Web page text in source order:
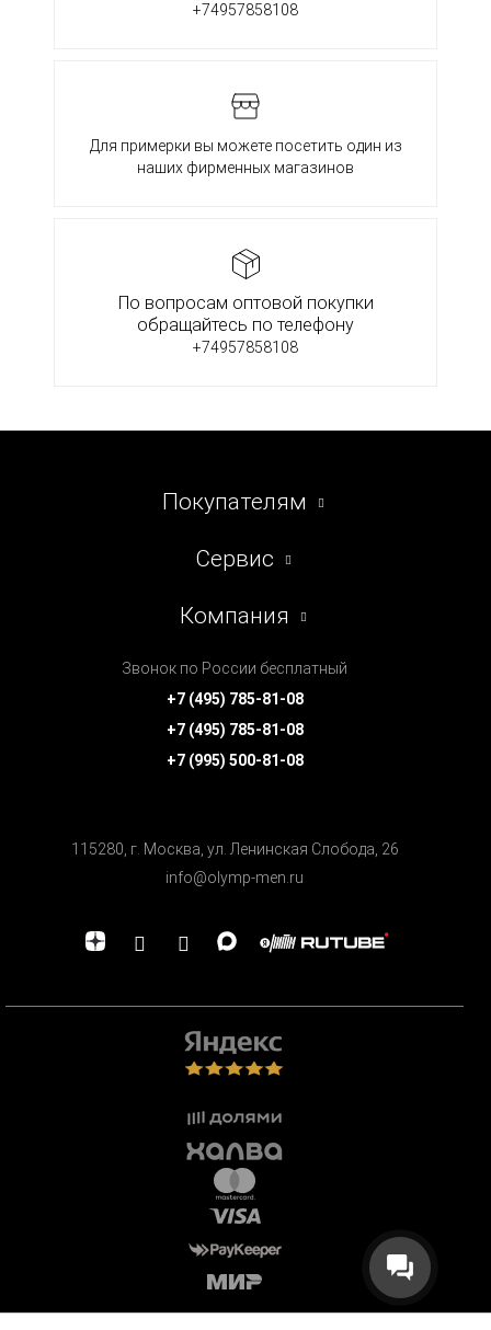
+74957858108
Для примерки вы можете посетить один из
наших фирменных магазинов
По вопросам оптовой покупки
обращайтесь по телефону
+74957858108
Покупателям
Сервис
Компания
Звонок по России бесплатный
+7 (495) 785-81-08
+7 (495) 785-81-08
+7 (995) 500-81-08
115280, г. Москва, ул. Ленинская Cлобода, 26
info@olymp-men.ru